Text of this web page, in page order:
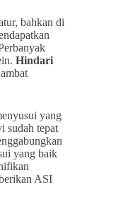
bahkan di
Hindari
yang
sudah tepat
yang baik
ASI